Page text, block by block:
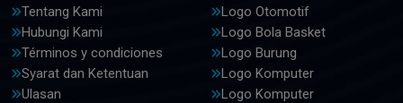
Tentang Kami
Hubungi Kami
Términos y condiciones
Syarat dan Ketentuan
Ulasan
Logo Otomotif
Logo Bola Basket
Logo Burung
Logo Komputer
Logo Komputer